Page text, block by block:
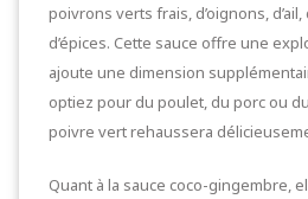
poivrons verts frais, d’oignons,
d’épices. Cette sauce offre une
ajoute une dimension
optiez pour du poulet, du porc ou
poivre vert rehaussera
Quant à la sauce coco-gingembre,